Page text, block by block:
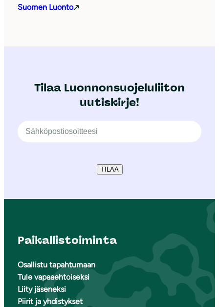
Suomen Luonto
Tilaa Luonnonsuojeluliiton
uutiskirje!
TILAA
Paikallistoiminta
Osallistu tapahtumaan
Tule vapaaehtoiseksi
Liity jäseneksi
Piirit ja yhdistykset